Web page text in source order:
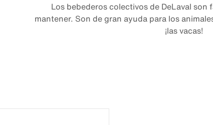
Los bebederos colectivos de DeLaval son
mantener. Son de gran ayuda para los
¡las vacas!